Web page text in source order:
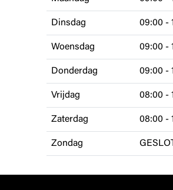
Dinsdag 09:00 -
Woensdag 09:00 -
Donderdag 09:00 -
Vrijdag 08:00 -
Zaterdag 08:00 -
Zondag